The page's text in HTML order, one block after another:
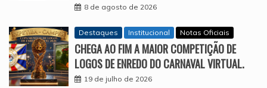
8 de agosto de 2026
Destaques Institucional Notas Oficiais
CHEGA AO FIM A MAIOR COMPETIÇÃO DE
LOGOS DE ENREDO DO CARNAVAL VIRTUAL.
19 de julho de 2026